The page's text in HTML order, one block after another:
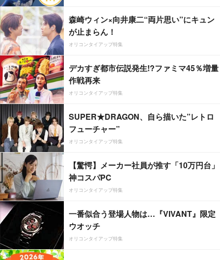
森崎ウィン×向井康二“両片思い”にキュン
が止まらん！
オリコンタイアップ特集
デカすぎ都市伝説発生!?ファミマ45％増量
作戦再来
オリコンタイアップ特集
SUPER★DRAGON、自ら描いた”レトロ
フューチャー”
オリコンタイアップ特集
【驚愕】メーカー社員が推す「10万円台」
神コスパPC
オリコンタイアップ特集
一番似合う登場人物は…『VIVANT』限定
ウオッチ
オリコンタイアップ特集